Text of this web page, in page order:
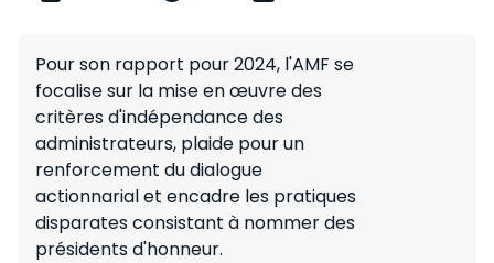
Pour son rapport pour 2024, l'AMF se
focalise sur la mise en œuvre des
critères d'indépendance des
administrateurs, plaide pour un
renforcement du dialogue
actionnarial et encadre les pratiques
disparates consistant à nommer des
présidents d'honneur.